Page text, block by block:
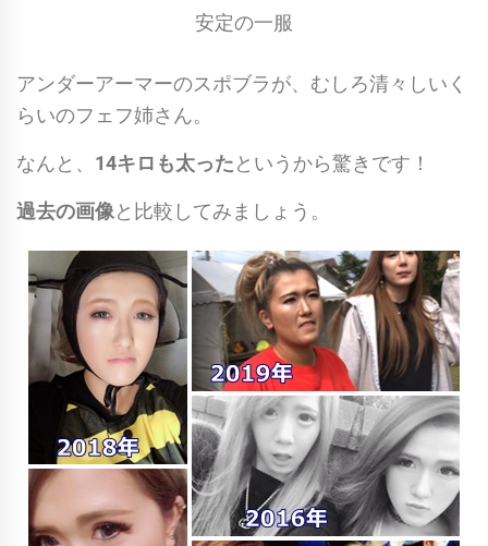
安定の一服
アンダーアーマーのスポブラが、むしろ清々しいく
らいのフェフ姉さん。
なんと、 14キロも太ったというから驚きです！
過去の画像と比較してみましょう。